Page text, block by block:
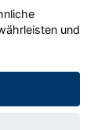
2026
und